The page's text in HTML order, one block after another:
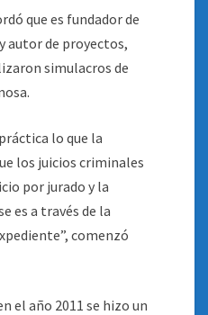
que es fundador de
autor de proyectos,
simulacros de
lo que la
los juicios criminales
por jurado y la
es a través de la
comenzó
el año 2011 se hizo un